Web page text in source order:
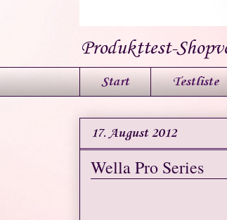
Produkttest-
Start Testliste
17. August 2012
Wella Pro Series